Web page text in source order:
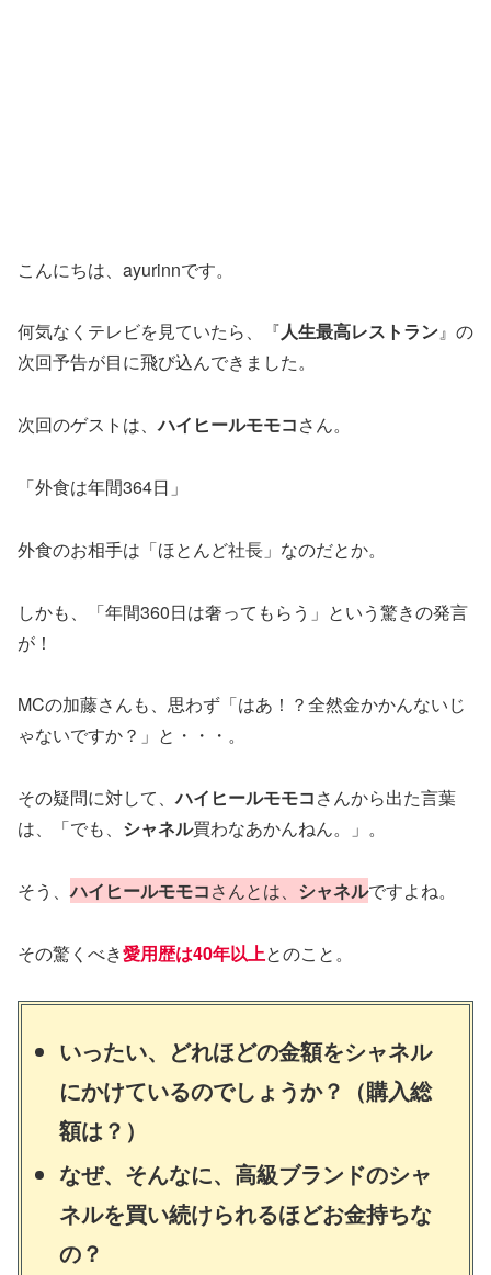
こんにちは、ayurinnです。
何気なくテレビを見ていたら、『人生最高レストラン』の
次回予告が目に飛び込んできました。
次回のゲストは、ハイヒールモモコさん。
「外食は年間364日」
外食のお相手は「ほとんど社長」なのだとか。
しかも、「年間360日は奢ってもらう」という驚きの発言
が！
MCの加藤さんも、思わず「はあ！？全然金かかんないじ
ゃないですか？」と・・・。
その疑問に対して、ハイヒールモモコさんから出た言葉
は、「でも、 シャネル買わなあかんねん。」。
そう、ハイヒールモモコさんとは、 シャネルですよね。
その驚くべき愛用歴は40年以上とのこと。
いったい、どれほどの金額をシャネル
にかけているのでしょうか？（購入総
額は？）
なぜ、そんなに、高級ブランドのシャ
ネルを買い続けられるほどお金持ちな
の？